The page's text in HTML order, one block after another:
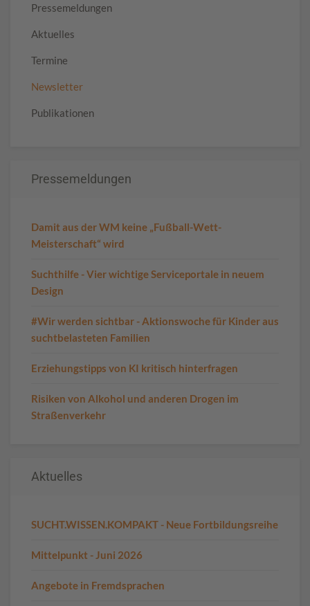
Pressemeldungen
Aktuelles
Termine
Newsletter
Publikationen
Pressemeldungen
Damit aus der WM keine „Fußball-Wett-
Meisterschaft“ wird
Suchthilfe - Vier wichtige Serviceportale in neuem
Design
#Wir werden sichtbar - Aktionswoche für Kinder aus
suchtbelasteten Familien
Erziehungstipps von KI kritisch hinterfragen
Risiken von Alkohol und anderen Drogen im
Straßenverkehr
Aktuelles
SUCHT.WISSEN.KOMPAKT - Neue Fortbildungsreihe
Mittelpunkt - Juni 2026
Angebote in Fremdsprachen